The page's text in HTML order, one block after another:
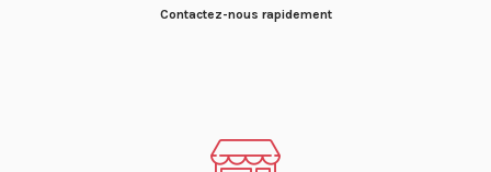
Contactez-nous rapidement